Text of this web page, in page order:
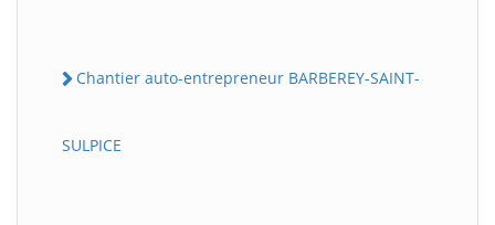
Chantier auto-entrepreneur BARBEREY-SAINT-
SULPICE